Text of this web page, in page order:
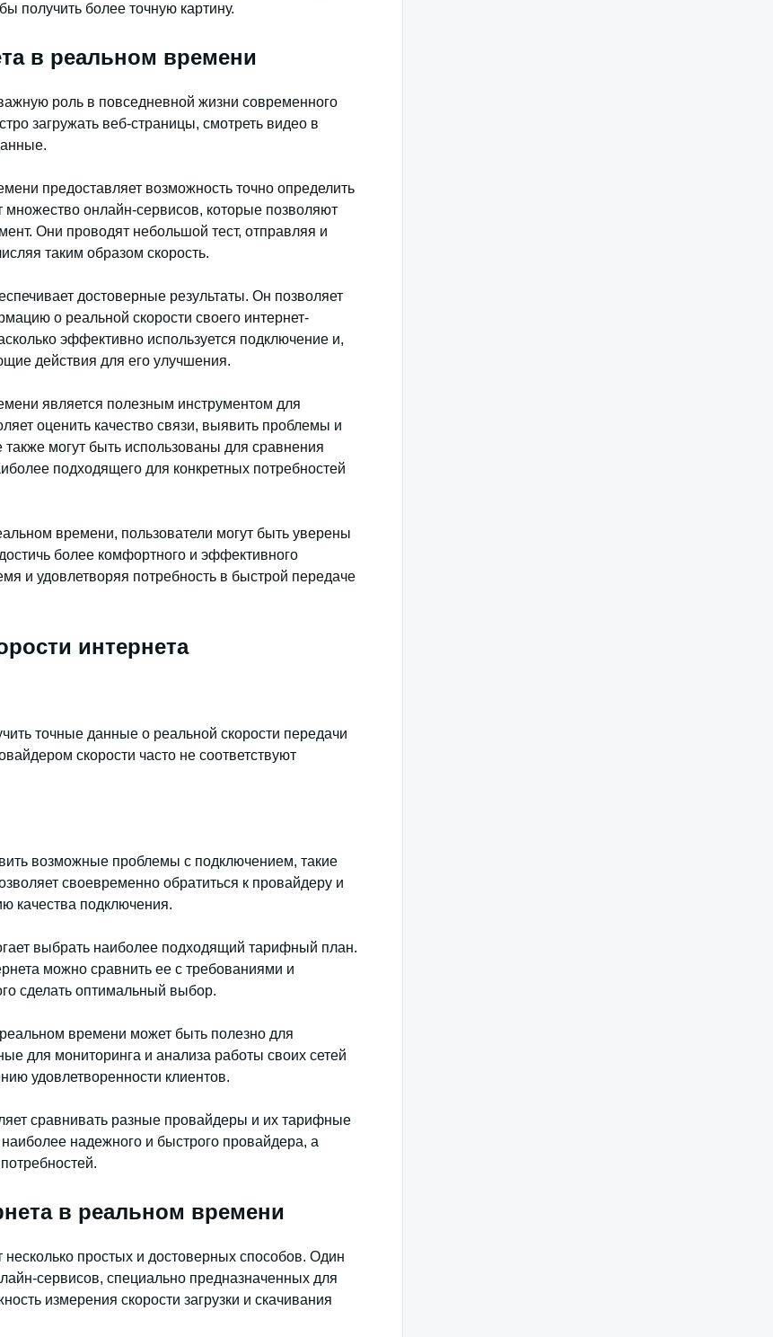
получить более точную картину.
в реальном времени
роль в повседневной жизни современного
загружать веб-страницы, смотреть видео в
предоставляет возможность точно определить
множество онлайн-сервисов, которые позволяют
Они проводят небольшой тест, отправляя и
таким образом скорость.
достоверные результаты. Он позволяет
о реальной скорости своего интернет-
эффективно используется подключение и,
действия для его улучшения.
является полезным инструментом для
оценить качество связи, выявить проблемы и
могут быть использованы для сравнения
подходящего для конкретных потребностей
времени, пользователи могут быть уверены
более комфортного и эффективного
и удовлетворяя потребность в быстрой передаче
интернета
точные данные о реальной скорости передачи
скорости часто не соответствуют
возможные проблемы с подключением, такие
своевременно обратиться к провайдеру и
качества подключения.
выбрать наиболее подходящий тарифный план.
можно сравнить ее с требованиями и
сделать оптимальный выбор.
времени может быть полезно для
для мониторинга и анализа работы своих сетей
удовлетворенности клиентов.
сравнивать разные провайдеры и их тарифные
надежного и быстрого провайдера, а
в реальном времени
простых и достоверных способов. Один
сервисов, специально предназначенных для
измерения скорости загрузки и скачивания